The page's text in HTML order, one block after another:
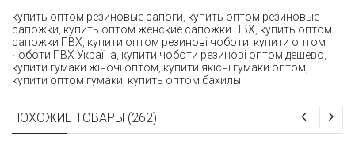
купить оптом резиновые сапоги купить оптом резиновые
сапожки купить оптом женские сапожки ПВХ купить оптом
сапожки ПВХ купити оптом резинові чоботи купити оптом
чоботи ПВХ Україна купити чоботи резинові оптом дешево
купити гумаки жіночі оптом купити якісні гумаки оптом
купити оптом гумаки купить оптом бахилы
ПОХОЖИЕ ТОВАРЫ (262)